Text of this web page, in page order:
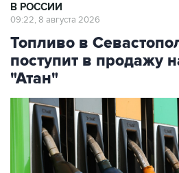
В РОССИИ
09:22, 8 августа 2026
Топливо в
поступит в продажу
"Атан"